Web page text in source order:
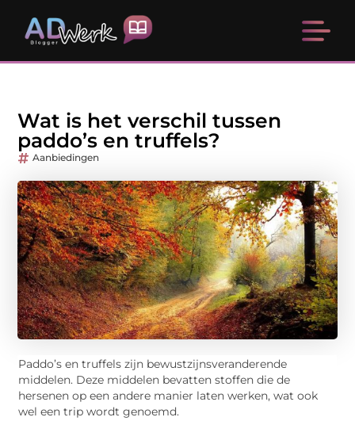
Wat is het verschil tussen
paddo’s en truffels?
Aanbiedingen
Paddo’s en truffels zijn bewustzijnsveranderende
middelen. Deze middelen bevatten stoffen die de
hersenen op een andere manier laten werken, wat ook
wel een trip wordt genoemd.